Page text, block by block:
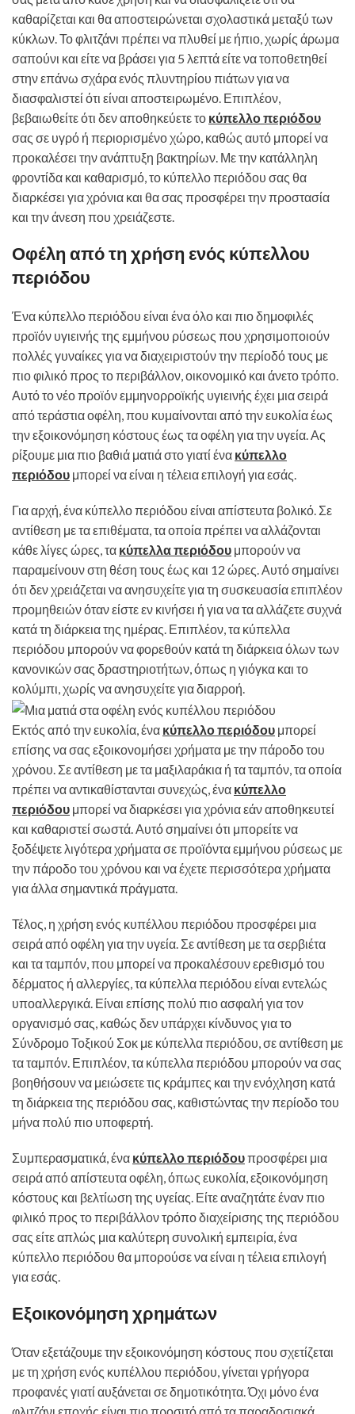
καθαρίζεται και θα αποστειρώνεται σχολαστικά μεταξύ των
κύκλων. Το φλιτζάνι πρέπει να πλυθεί με ήπιο, χωρίς άρωμα
σαπούνι και είτε να βράσει για 5 λεπτά είτε να τοποθετηθεί
στην επάνω σχάρα ενός πλυντηρίου πιάτων για να
διασφαλιστεί ότι είναι αποστειρωμένο. Επιπλέον,
βεβαιωθείτε ότι δεν αποθηκεύετε το κύπελλο περιόδου
σας σε υγρό ή περιορισμένο χώρο, καθώς αυτό μπορεί να
προκαλέσει την ανάπτυξη βακτηρίων. Με την κατάλληλη
φροντίδα και καθαρισμό, το κύπελλο περιόδου σας θα
διαρκέσει για χρόνια και θα σας προσφέρει την προστασία
και την άνεση που χρειάζεστε.
Οφέλη από τη χρήση ενός κύπελλου
περιόδου
Ένα κύπελλο περιόδου είναι ένα όλο και πιο δημοφιλές
προϊόν υγιεινής της εμμήνου ρύσεως που χρησιμοποιούν
πολλές γυναίκες για να διαχειριστούν την περίοδό τους με
πιο φιλικό προς το περιβάλλον, οικονομικό και άνετο τρόπο.
Αυτό το νέο προϊόν εμμηνορροϊκής υγιεινής έχει μια σειρά
από τεράστια οφέλη, που κυμαίνονται από την ευκολία έως
την εξοικονόμηση κόστους έως τα οφέλη για την υγεία. Ας
ρίξουμε μια πιο βαθιά ματιά στο γιατί ένα κύπελλο
περιόδου μπορεί να είναι η τέλεια επιλογή για εσάς.
Για αρχή, ένα κύπελλο περιόδου είναι απίστευτα βολικό. Σε
αντίθεση με τα επιθέματα, τα οποία πρέπει να αλλάζονται
κάθε λίγες ώρες, τα κύπελλα περιόδου μπορούν να
παραμείνουν στη θέση τους έως και 12 ώρες. Αυτό σημαίνει
ότι δεν χρειάζεται να ανησυχείτε για τη συσκευασία επιπλέον
προμηθειών όταν είστε εν κινήσει ή για να τα αλλάζετε συχνά
κατά τη διάρκεια της ημέρας. Επιπλέον, τα κύπελλα
περιόδου μπορούν να φορεθούν κατά τη διάρκεια όλων των
κανονικών σας δραστηριοτήτων, όπως η γιόγκα και το
κολύμπι, χωρίς να ανησυχείτε για διαρροή.
Εκτός από την ευκολία, ένα κύπελλο περιόδου μπορεί
επίσης να σας εξοικονομήσει χρήματα με την πάροδο του
χρόνου. Σε αντίθεση με τα μαξιλαράκια ή τα ταμπόν, τα οποία
πρέπει να αντικαθίστανται συνεχώς, ένα κύπελλο
περιόδου μπορεί να διαρκέσει για χρόνια εάν αποθηκευτεί
και καθαριστεί σωστά. Αυτό σημαίνει ότι μπορείτε να
ξοδέψετε λιγότερα χρήματα σε προϊόντα εμμήνου ρύσεως με
την πάροδο του χρόνου και να έχετε περισσότερα χρήματα
για άλλα σημαντικά πράγματα.
Τέλος, η χρήση ενός κυπέλλου περιόδου προσφέρει μια
σειρά από οφέλη για την υγεία. Σε αντίθεση με τα σερβιέτα
και τα ταμπόν, που μπορεί να προκαλέσουν ερεθισμό του
δέρματος ή αλλεργίες, τα κύπελλα περιόδου είναι εντελώς
υποαλλεργικά. Είναι επίσης πολύ πιο ασφαλή για τον
οργανισμό σας, καθώς δεν υπάρχει κίνδυνος για το
Σύνδρομο Τοξικού Σοκ με κύπελλα περιόδου, σε αντίθεση με
τα ταμπόν. Επιπλέον, τα κύπελλα περιόδου μπορούν να σας
βοηθήσουν να μειώσετε τις κράμπες και την ενόχληση κατά
τη διάρκεια της περιόδου σας, καθιστώντας την περίοδο του
μήνα πολύ πιο υποφερτή.
Συμπερασματικά, ένα κύπελλο περιόδουπροσφέρει μια
σειρά από απίστευτα οφέλη, όπως ευκολία, εξοικονόμηση
κόστους και βελτίωση της υγείας. Είτε αναζητάτε έναν πιο
φιλικό προς το περιβάλλον τρόπο διαχείρισης της περιόδου
σας είτε απλώς μια καλύτερη συνολική εμπειρία, ένα
κύπελλο περιόδου θα μπορούσε να είναι η τέλεια επιλογή
για εσάς.
Εξοικονόμηση χρημάτων
Όταν εξετάζουμε την εξοικονόμηση κόστους που σχετίζεται
με τη χρήση ενός κυπέλλου περιόδου, γίνεται γρήγορα
προφανές γιατί αυξάνεται σε δημοτικότητα. Όχι μόνο ένα